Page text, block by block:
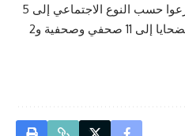
وطالت الاعتداءات 14 ضحية، توزعوا حسب النوع الاجتماعي إلى 5
إناث و 9 ذكور. وتوزعت خطط الضحايا إلى 11 صحفي وصحفية و2